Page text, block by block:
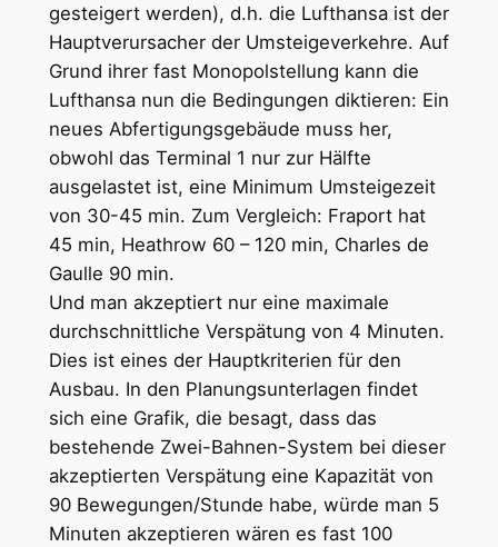
gesteigert werden), d.h. die Lufthansa ist der
Hauptverursacher der Umsteigeverkehre. Auf
Grund ihrer fast Monopolstellung kann die
Lufthansa nun die Bedingungen diktieren: Ein
neues Abfertigungsgebäude muss her,
obwohl das Terminal 1 nur zur Hälfte
ausgelastet ist, eine Minimum Umsteigezeit
von 30-45 min. Zum Vergleich: Fraport hat
45 min, Heathrow 60 – 120 min, Charles de
Gaulle 90 min.
Und man akzeptiert nur eine maximale
durchschnittliche Verspätung von 4 Minuten.
Dies ist eines der Hauptkriterien für den
Ausbau. In den Planungsunterlagen findet
sich eine Grafik, die besagt, dass das
bestehende Zwei-Bahnen-System bei dieser
akzeptierten Verspätung eine Kapazität von
90 Bewegungen/Stunde habe, würde man 5
Minuten akzeptieren wären es fast 100